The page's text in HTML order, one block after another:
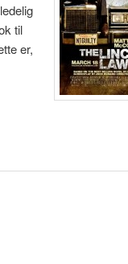
til
er,